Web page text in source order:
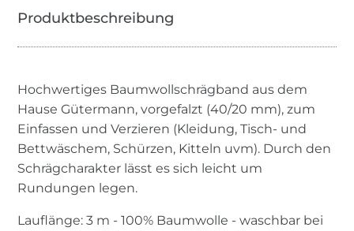
Hochwertiges Baumwollschrägband aus dem
Hause Gütermann, vorgefalzt (40/20 mm), zum
Einfassen und Verzieren (Kleidung, Tisch- und
Bettwäschem, Schürzen, Kitteln uvm). Durch den
Schrägcharakter lässt es sich leicht um
Rundungen legen.
Lauflänge: 3 m - 100% Baumwolle - waschbar bei